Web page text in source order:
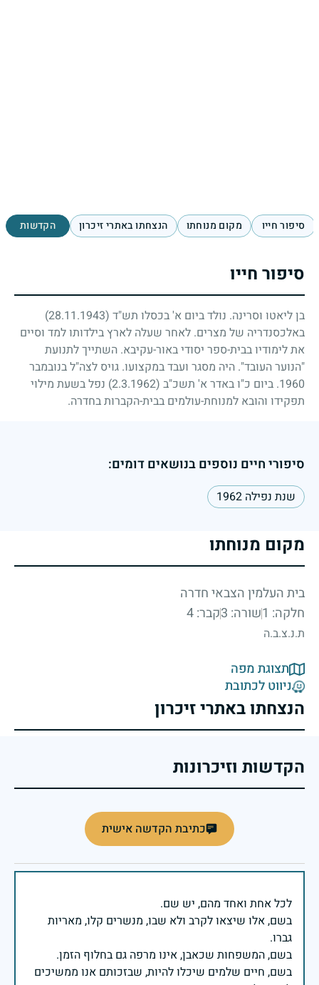
סיפור חייו מקום מנוחתו הנצחתו באתרי זיכרון הקדשות
סיפור חייו
בן ליאטו וסרינה. נולד ביום א' בכסלו תש"ד (28.11.1943)
באלכסנדריה של מצרים. לאחר שעלה לארץ בילדותו למד וסיים
את לימודיו בבית-ספר יסודי באור-עקיבא. השתייך לתנועת
"הנוער העובד". היה מסגר ועבד במקצועו. גויס לצה"ל בנובמבר
1960. ביום כ"ו באדר א' תשכ"ב (2.3.1962)
נפל בשעת מילוי
תפקידו והובא למנוחת-עולמים בבית-הקברות בחדרה.
סיפורי חיים נוספים בנושאים דומים:
שנת נפילה 1962
מקום מנוחתו
בית העלמין הצבאי חדרה
חלקה: 1
שורה: 3 קבר: 4
ת.נ.צ.ב.ה
תצוגת מפה
ניווט לכתובת
הנצחתו באתרי זיכרון
הקדשות וזיכרונות
כתיבת הקדשה אישית
בשם, אלו שיצאו לקרב ולא שבו, מנשרים קלו, מאריות
בשם, חיים שלמים שיכלו להיות, שבזכותם אנו ממשיכים